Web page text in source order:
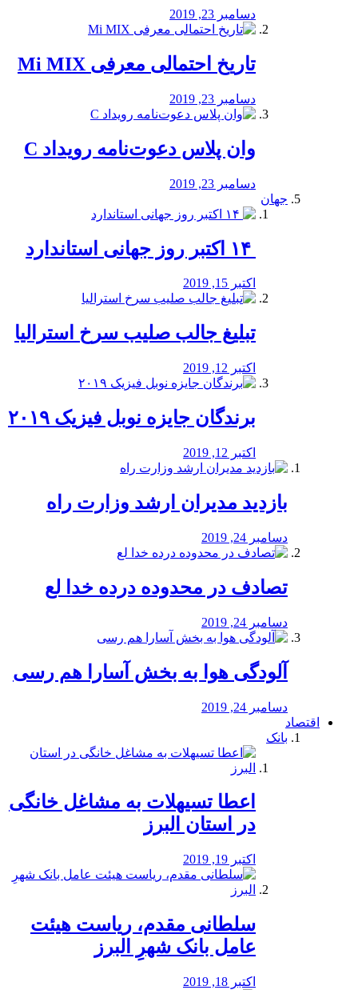
دسامبر 23, 2019
تاریخ احتمالی معرفی Mi MIX
دسامبر 23, 2019
وان پلاس دعوت‌نامه رویداد C
دسامبر 23, 2019
جهان
اکتبر 15, 2019
تبلیغ جالب صلیب سرخ استرالیا
اکتبر 12, 2019
برندگان جایزه نوبل فیزیک ۲۰۱۹
اکتبر 12, 2019
بازدید مدیران ارشد وزارت راه
دسامبر 24, 2019
تصادف در محدوده درده خدا لع
دسامبر 24, 2019
آلودگی هوا به بخش آسارا هم رسی
دسامبر 24, 2019
اقتصاد
بانک
️اعطا تسیهلات به مشاغل خانگی
در استان البرز
اکتبر 19, 2019
سلطانی مقدم، ریاست هیئت
عامل بانک شهرِ البرز
اکتبر 18, 2019